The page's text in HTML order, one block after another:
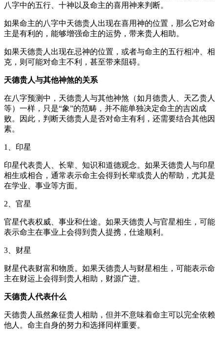
八字中的五行、十神以及命主的喜用神来判断。
如果命主的八字中天德贵人出现在喜用神的位置，那么它对命
主是有利的，能够增强命主的运势，带来贵人相助。
如果天德贵人出现在忌神的位置，或者与命主的五行相冲、相
克，则可能对命主不利，甚至带来阻碍。
天德贵人与其他神煞的关系
在八字预测中，天德贵人与其他神煞（如月德贵人、天乙贵人
等）一样，只是“象”的范畴，并不能单独决定命主的吉凶成
败。因此，判断天德贵人是否对命主有利，还需要结合其他因
素。
1、印星
印星代表贵人、长辈、知识和道德观念。如果天德贵人与印星
相生或相合，通常表示命主会得到长辈或贵人的帮助，尤其是
在学业、事业等方面。
2、官星
官星代表权威、事业和仕途。如果天德贵人与官星相生，可能
表示命主在事业上会得到贵人提携，仕途顺利。
3、财星
财星代表财富和物质。如果天德贵人与财星相生，可能表示命
主在财运上会得到贵人相助，财源广进。
天德贵人代表什么
天德贵人虽然象征贵人相助，但并不意味着命主可以完全依赖
他人。命主自身的努力和选择同样重要。